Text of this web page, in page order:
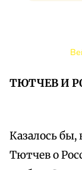
ТЮТЧЕВ И
Казалось бы,
Тютчев о